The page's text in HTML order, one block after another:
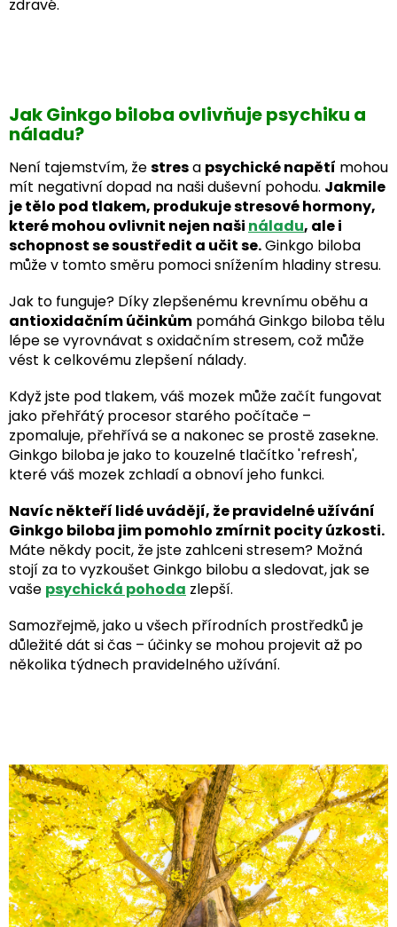
zdravé.
Jak Ginkgo biloba ovlivňuje psychiku a
náladu?
Není tajemstvím, žestresa psychické napětí mohou
mít negativní dopad na naši duševní pohodu. Jakmile
je tělo pod tlakem, produkuje stresové hormony,
které mohou ovlivnit nejen naši náladu, ale i
schopnost se soustředit a učit se.Ginkgo biloba
může v tomto směru pomoci snížením hladiny stresu.
Jak to funguje? Díky zlepšenému krevnímu oběhu a
antioxidačním účinkům pomáhá Ginkgo biloba tělu
lépe se vyrovnávat s oxidačním stresem, což může
vést k celkovému zlepšení nálady.
Když jste pod tlakem, váš mozek může začít fungovat
jako přehřátý procesor starého počítače –
zpomaluje, přehřívá se a nakonec se prostě zasekne.
Ginkgo biloba je jako to kouzelné tlačítko 'refresh',
které váš mozek zchladí a obnoví jeho funkci.
Navíc někteří lidé uvádějí, že pravidelné užívání
Ginkgo biloba jim pomohlo zmírnit pocity úzkosti.
Máte někdy pocit, že jste zahlceni stresem? Možná
stojí za to vyzkoušet Ginkgo bilobu a sledovat, jak se
vaše psychická pohoda zlepší.
Samozřejmě, jako u všech přírodních prostředků je
důležité dát si čas – účinky se mohou projevit až po
několika týdnech pravidelného užívání.